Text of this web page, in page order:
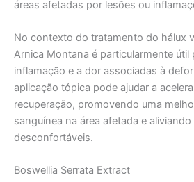
áreas afetadas por lesões ou
No contexto do tratamento do hálux
Arnica Montana é particularmente útil
inflamação e a dor associadas à
aplicação tópica pode ajudar a
recuperação, promovendo uma
sanguínea na área afetada e
desconfortáveis.
Boswellia Serrata Extract